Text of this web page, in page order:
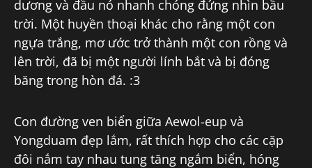
dương và đầu nó nhanh chóng đứng nhìn bầu
trời. Một huyền thoại khác cho rằng một con
ngựa trắng, mơ ước trở thành một con rồng và
lên trời, đã bị một người lính bắt và bị đóng
băng trong hòn đá. :3
Con đường ven biển giữa Aewol-eup và
Yongduam đẹp lắm, rất thích hợp cho các cặp
đôi nắm tay nhau tung tăng ngắm biển, hóng